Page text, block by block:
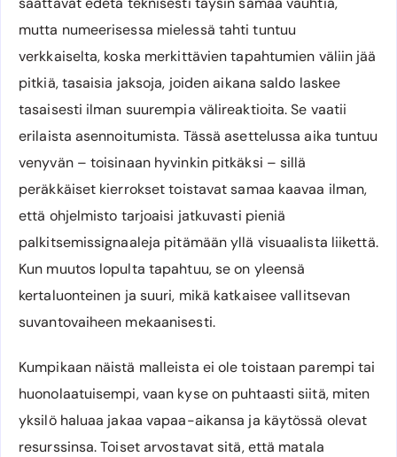
mutta numeerisessa mielessä tahti tuntuu
verkkaiselta, koska merkittävien tapahtumien väliin jää
pitkiä, tasaisia jaksoja, joiden aikana saldo laskee
tasaisesti ilman suurempia välireaktioita. Se vaatii
erilaista asennoitumista. Tässä asettelussa aika tuntuu
venyvän – toisinaan hyvinkin pitkäksi – sillä
peräkkäiset kierrokset toistavat samaa kaavaa ilman,
että ohjelmisto tarjoaisi jatkuvasti pieniä
palkitsemissignaaleja pitämään yllä visuaalista liikettä.
Kun muutos lopulta tapahtuu, se on yleensä
kertaluonteinen ja suuri, mikä katkaisee vallitsevan
suvantovaiheen mekaanisesti.
Kumpikaan näistä malleista ei ole toistaan parempi tai
huonolaatuisempi, vaan kyse on puhtaasti siitä, miten
yksilö haluaa jakaa vapaa-aikansa ja käytössä olevat
resurssinsa. Toiset arvostavat sitä, että matala